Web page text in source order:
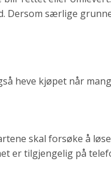
Dersom særlige
heve kjøpet når
skal forsøke å
er tilgjengelig på